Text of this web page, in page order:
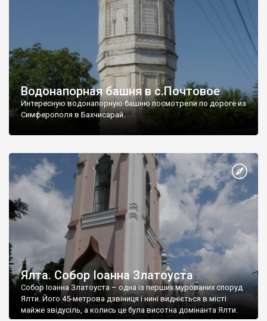
Водонапорная башня в с.Почтовое
Интересную водонапорную башню посмотрели по дороге из
Симферополя в Бахчисарай.
Ялта. Собор Іоанна Златоуста
Собор Іоанна Златоуста – одна із перших мурованих споруд
Ялти. Його 45-метрова дзвіниця і нині видніється в місті
майже звідусіль, а колись це була висотна домінанта Ялти.